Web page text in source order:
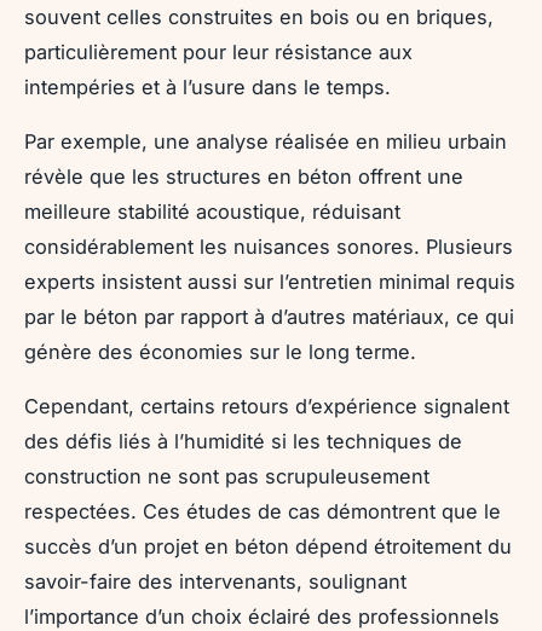
souvent celles construites en bois ou en briques,
particulièrement pour leur résistance aux
intempéries et à l’usure dans le temps.
Par exemple, une analyse réalisée en milieu urbain
révèle que les structures en béton offrent une
meilleure stabilité acoustique, réduisant
considérablement les nuisances sonores. Plusieurs
experts insistent aussi sur l’entretien minimal requis
par le béton par rapport à d’autres matériaux, ce qui
génère des économies sur le long terme.
Cependant, certains retours d’expérience signalent
des défis liés à l’humidité si les techniques de
construction ne sont pas scrupuleusement
respectées. Ces études de cas démontrent que le
succès d’un projet en béton dépend étroitement du
savoir-faire des intervenants, soulignant
l’importance d’un choix éclairé des professionnels